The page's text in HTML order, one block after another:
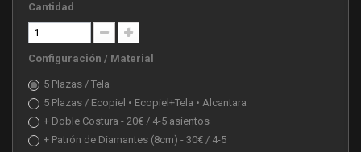
Cantidad
Configuración / Material
5 Plazas / Tela
5 Plazas / Ecopiel • Ecopiel+Tela • Alcantara
+ Doble Costura - 20€ / 4-5 asientos
+ Patrón de Diamantes (8cm) - 30€ / 4-5